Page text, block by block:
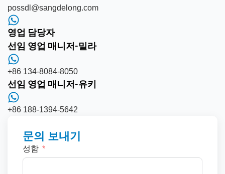
possdl@sangdelong.com
영업 담당자
선임 영업 매니저-밀라
+86 134-8084-8050
선임 영업 매니저-유키
+86 188-1394-5642
문의 보내기
성함